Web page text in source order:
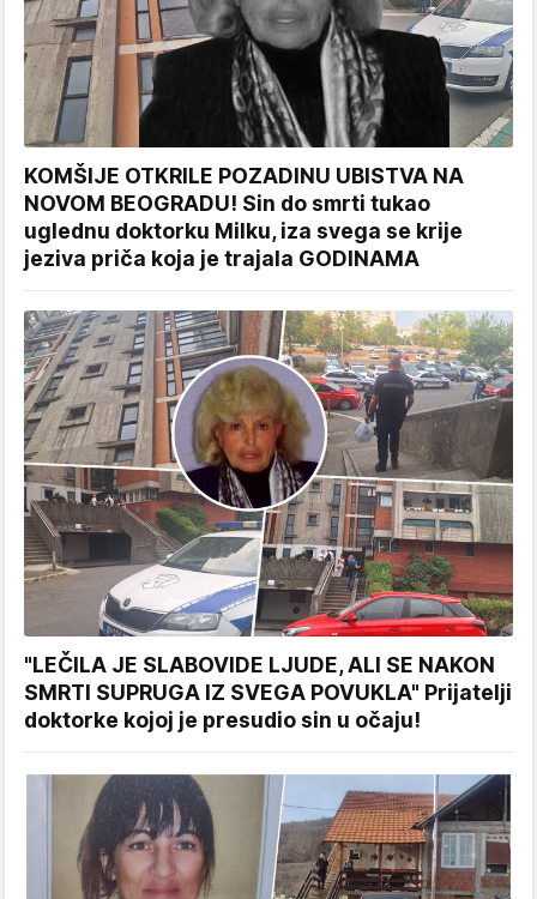
KOMŠIJE OTKRILE POZADINU UBISTVA NA
NOVOM BEOGRADU! Sin do smrti tukao
uglednu doktorku Milku, iza svega se krije
jeziva priča koja je trajala GODINAMA
"LEČILA JE SLABOVIDE LJUDE, ALI SE NAKON
SMRTI SUPRUGA IZ SVEGA POVUKLA" Prijatelji
doktorke kojoj je presudio sin u očaju!